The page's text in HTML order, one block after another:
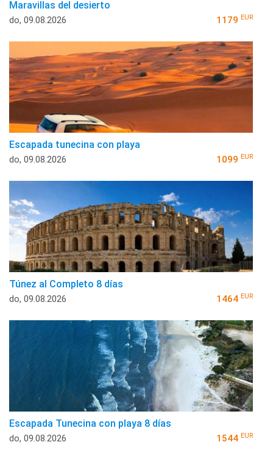
Maravillas del desierto
do, 09.08.2026 1179 EUR
Escapada tunecina con playa
do, 09.08.2026 1099 EUR
Túnez al Completo 8 días
do, 09.08.2026 1464 EUR
Escapada Tunecina con playa 8 días
do, 09.08.2026 1544 EUR